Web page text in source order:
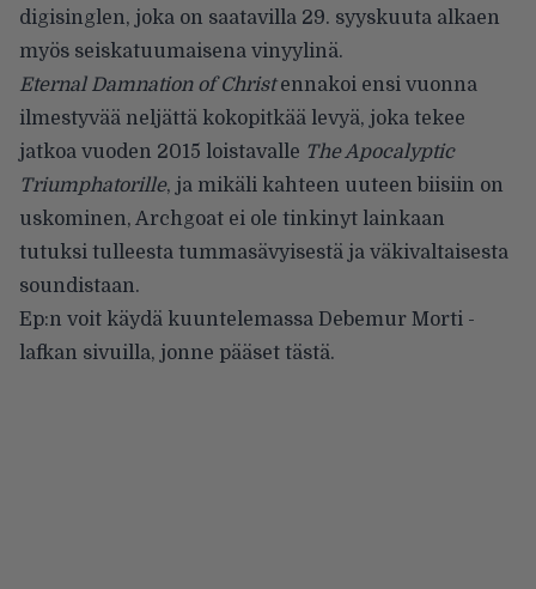
digisinglen, joka on saatavilla 29. syyskuuta alkaen
myös seiskatuumaisena vinyylinä.
Eternal Damnation of Christennakoi ensi vuonna
ilmestyvää neljättä kokopitkää levyä, joka tekee
jatkoa vuoden 2015 loistavalle The Apocalyptic
Triumphatorille, ja mikäli kahteen uuteen biisiin on
uskominen, Archgoat ei ole tinkinyt lainkaan
tutuksi tulleesta tummasävyisestä ja väkivaltaisesta
soundistaan.
Ep:n voit käydä kuuntelemassa Debemur Morti -
lafkan sivuilla, jonne pääset tästä.